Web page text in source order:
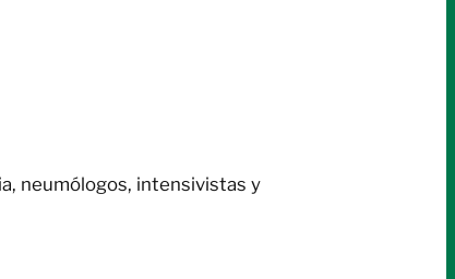
neumólogos, intensivistas y